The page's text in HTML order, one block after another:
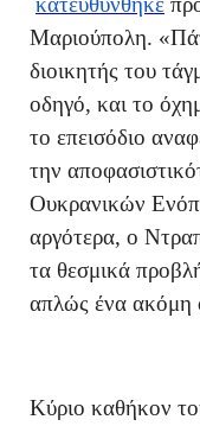
Μαριούπολη.
διοικητής του
οδηγό, και το
το επεισόδιο
την
Ουκρανικών
αργότερα, ο
τα θεσμικά
απλώς ένα ακόμη
Κύριο καθήκον